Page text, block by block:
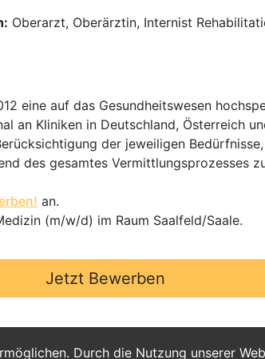
Durch die Nutzung unserer
Oberarzt, Oberärztin, Internist
eine auf das Gesundheitswesen
an Kliniken in Deutschland, Österreich
der jeweiligen
des gesamtes Vermittlungsprozesses
an.
(m/w/d) im Raum Saalfeld/Saale.
Jetzt Bewerben